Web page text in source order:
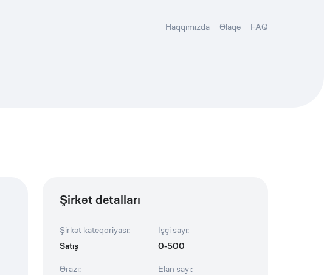
Haqqımızda Əlaqə FAQ
Şirkət detalları
Şirkət kateqoriyası:
Satış
İşçi sayı:
0-500
Ərazı:
Elan sayı: